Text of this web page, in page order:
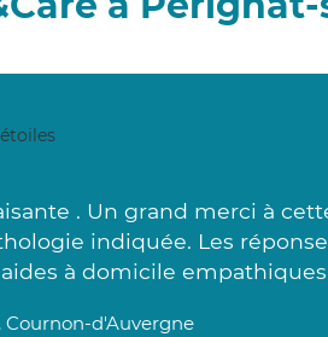
. Un grand merci à
indiquée. Les
à domicile
Cournon-d'Auvergne